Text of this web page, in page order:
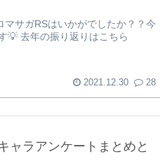
サガRSはいかがでしたか？？今
💡 去年の振り返りはこちら
2021.12.30 28
ャラアンケートまとめと